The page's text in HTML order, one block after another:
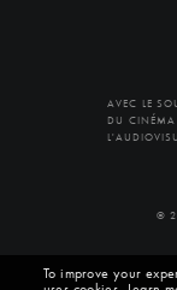
AVEC LE
DU CINÉMA
©
To improve your